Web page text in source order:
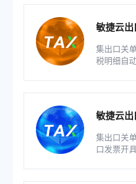
敏捷云出
集出口关
税明细自
敏捷云出
集出口关
口发票开